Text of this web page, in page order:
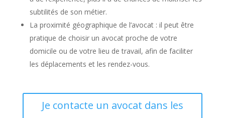
subtilités de son métier.
La proximité géographique de l’avocat : il peut être
pratique de choisir un avocat proche de votre
domicile ou de votre lieu de travail, afin de faciliter
les déplacements et les rendez-vous.
Je contacte un avocat dans les